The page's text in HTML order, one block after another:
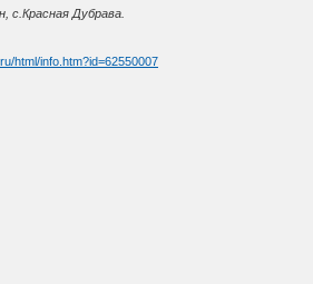
с.Красная Дубрава.
html/info.htm?id=62550007